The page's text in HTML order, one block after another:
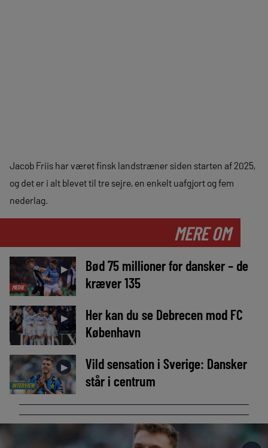
Jacob Friis har været finsk landstræner siden starten af 2025,
og det er i alt blevet til tre sejre, en enkelt uafgjort og fem
nederlag.
MERE OM
MEDIE
►
Bød 75 millioner for dansker – de
kræver 135
►
Her kan du se Debrecen mod FC
København
INTERVIEW
►
Vild sensation i Sverige: Dansker
står i centrum